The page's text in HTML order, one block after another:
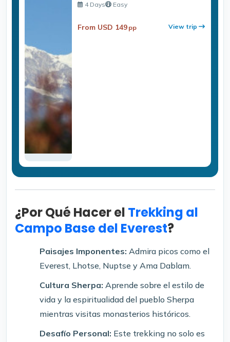
4 Days Easy
From USD 149 pp View trip
¿Por Qué Hacer el Trekking al
Campo Base del Everest?
Paisajes Imponentes: Admira picos como el
Everest, Lhotse, Nuptse y Ama Dablam.
Cultura Sherpa: Aprende sobre el estilo de
vida y la espiritualidad del pueblo Sherpa
mientras visitas monasterios históricos.
Desafío Personal: Este trekking no solo es